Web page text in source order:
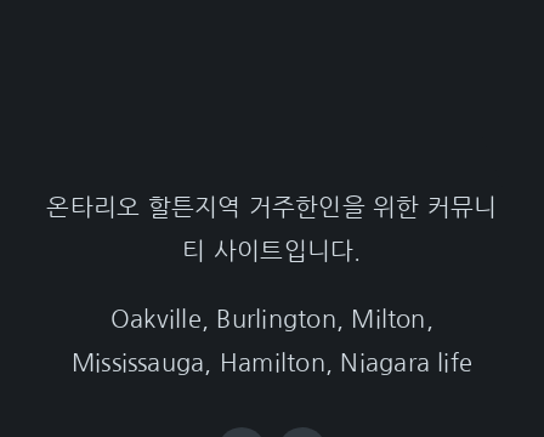
온타리오 할튼지역 거주한인을 위한 커뮤니
티 사이트입니다.
Oakville, Burlington, Milton,
Mississauga, Hamilton, Niagara life